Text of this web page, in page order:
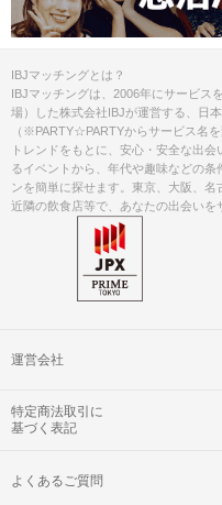
IBJマッチングとは？
IBJマッチングは、2006年にサービス
場）した株式会社IBJが運営する、日
（※PARTY☆PARTYからサービス名
トレンドをもとに、安心・安全な出
るイベントから、年代や趣味などの
ンを簡単に探せます。東京、大阪、
近隣の飲食店等で、あなたの出会いを
運営会社
特定商法取引に
基づく表記
よくあるご質問